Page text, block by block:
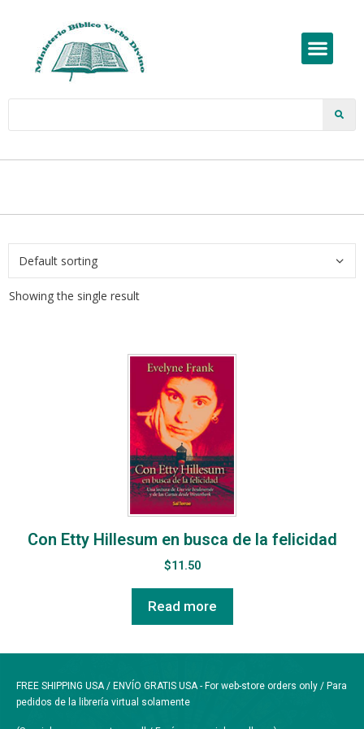
Showing the single result
Con Etty Hillesum en busca de la felicidad
$11.50
Read more
FREE SHIPPING USA / ENVÍO GRATIS USA - For web-store orders only / Para
pedidos de la librería virtual solamente